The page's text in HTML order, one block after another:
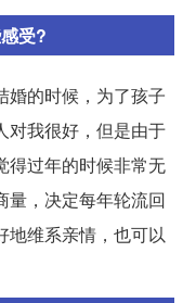
受?
婚的时候，为了孩子
对我很好，但是由于
得过年的时候非常无
量，决定每年轮流回
地维系亲情，也可以